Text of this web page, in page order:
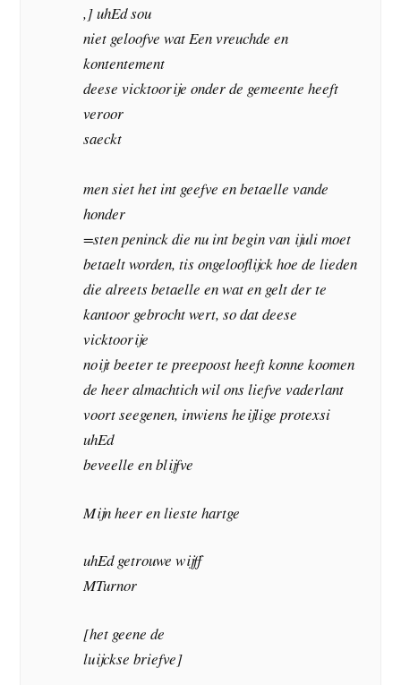
,] uhEd sou
niet geloofve wat Een vreuchde en
kontentement
deese vicktoorije onder de gemeente heeft
veroor
saeckt
men siet het int geefve en betaelle vande
honder
=sten peninck die nu int begin van ijuli moet
betaelt worden, tis ongelooflijck hoe de lieden
die alreets betaelle en wat en gelt der te
kantoor gebrocht wert, so dat deese
vicktoorije
noijt beeter te preepoost heeft konne koomen
de heer almachtich wil ons liefve vaderlant
voort seegenen, inwiens heijlige protexsi
uhEd
beveelle en blijfve
Mijn heer en lieste hartge
uhEd getrouwe wijff
MTurnor
[het geene de
luijckse briefve]